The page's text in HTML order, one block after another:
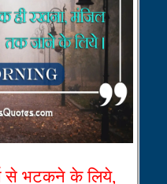
से भटकने के लिये,